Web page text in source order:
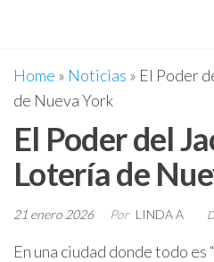
Home » Noticias » El Poder
de Nueva York
El Poder del
Lotería de
21 enero 2026 Por LINDA A
En una ciudad donde todo es